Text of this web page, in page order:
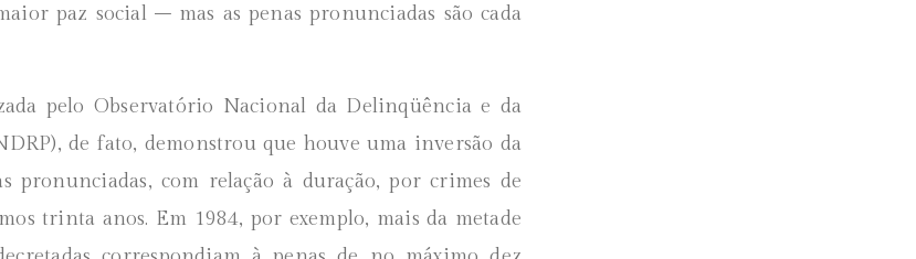
paz social – mas as penas pronunciadas são cada
pelo Observatório Nacional da Delinqüência e da
de fato, demonstrou que houve uma inversão da
pronunciadas, com relação à duração, por crimes de
trinta anos. Em 1984, por exemplo, mais da metade